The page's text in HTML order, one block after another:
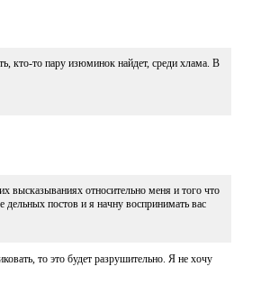
кто-то пару изюминок найдет, среди хлама. В
высказываниях относительно меня и того что
постов и я начну воспринимать вас
то это будет разрушительно. Я не хочу